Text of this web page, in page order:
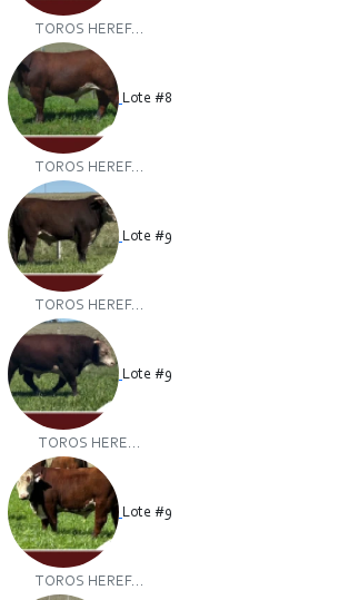
TOROS HEREF...
Lote #8
TOROS HEREF...
Lote #9
TOROS HEREF...
Lote #9
TOROS HERE...
Lote #9
TOROS HEREF...